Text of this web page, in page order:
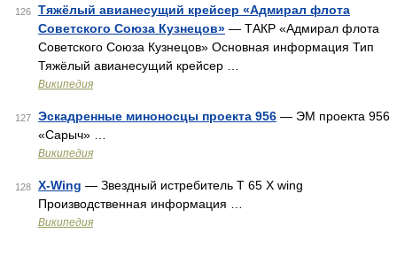
126
Тяжёлый авианесущий крейсер «Адмирал флота
Советского Союза Кузнецов» — ТАКР «Адмирал флота
Советского Союза Кузнецов» Основная информация Тип
Тяжёлый авианесущий крейсер …
Википедия
127 Эскадренные миноносцы проекта 956 — ЭМ проекта 956
«Сарыч» …
Википедия
128 X-Wing — Звездный истребитель T 65 X wing
Производственная информация …
Википедия